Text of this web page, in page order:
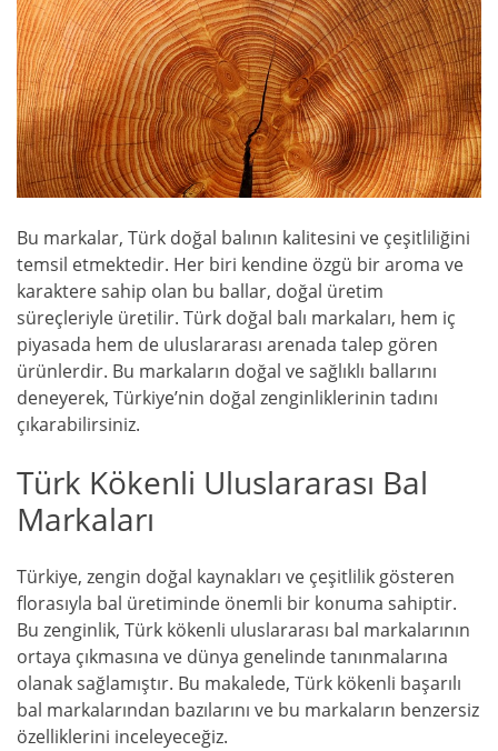
Bu markalar, Türk doğal balının kalitesini ve çeşitliliğini
temsil etmektedir. Her biri kendine özgü bir aroma ve
karaktere sahip olan bu ballar, doğal üretim
süreçleriyle üretilir. Türk doğal balı markaları, hem iç
piyasada hem de uluslararası arenada talep gören
ürünlerdir. Bu markaların doğal ve sağlıklı ballarını
deneyerek, Türkiye’nin doğal zenginliklerinin tadını
çıkarabilirsiniz.
Türk Kökenli Uluslararası Bal
Markaları
Türkiye, zengin doğal kaynakları ve çeşitlilik gösteren
florasıyla bal üretiminde önemli bir konuma sahiptir.
Bu zenginlik, Türk kökenli uluslararası bal markalarının
ortaya çıkmasına ve dünya genelinde tanınmalarına
olanak sağlamıştır. Bu makalede, Türk kökenli başarılı
bal markalarından bazılarını ve bu markaların benzersiz
özelliklerini inceleyeceğiz.